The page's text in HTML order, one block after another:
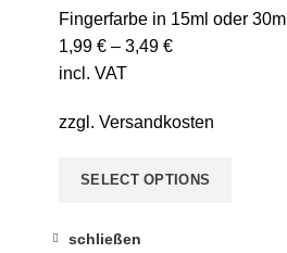
Fingerfarbe in 15ml oder 30ml
1,99 € – 3,49 €
incl. VAT
zzgl. Versandkosten
SELECT OPTIONS
schließen